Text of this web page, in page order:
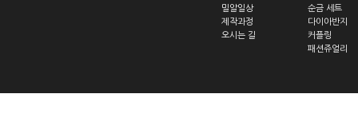
밀알일상
제작과정
오시는 길
순금 세트
다이아반지
커플링
패션쥬얼리